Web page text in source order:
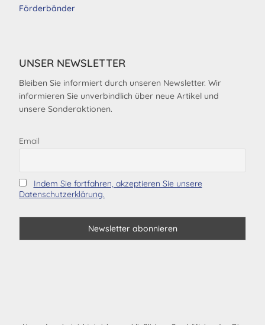
Förderbänder
UNSER NEWSLETTER
Bleiben Sie informiert durch unseren Newsletter. Wir
informieren Sie unverbindlich über neue Artikel und
unsere Sonderaktionen.
Email
Indem Sie fortfahren, akzeptieren Sie unsere
Datenschutzerklärung.